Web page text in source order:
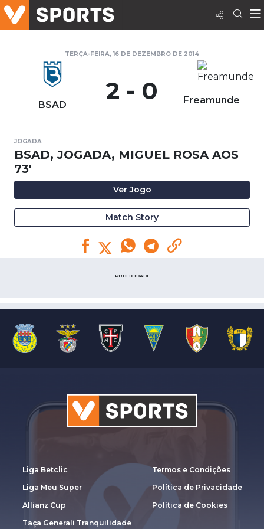
TERÇA-FEIRA, 16 DE DEZEMBRO DE 2014
BSAD 2 - 0 Freamunde
JOGADA
BSAD, JOGADA, MIGUEL ROSA AOS
73'
Ver Jogo
Match Story
PUBLICIDADE
Liga Betclic
Liga Meu Super
Allianz Cup
Taça Generali Tranquilidade
Termos e Condições
Política de Privacidade
Política de Cookies